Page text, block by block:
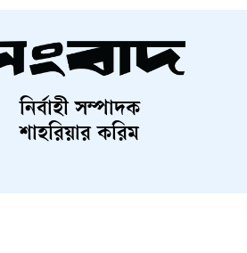
নির্বাহী সম্পাদক
শাহরিয়ার করিম